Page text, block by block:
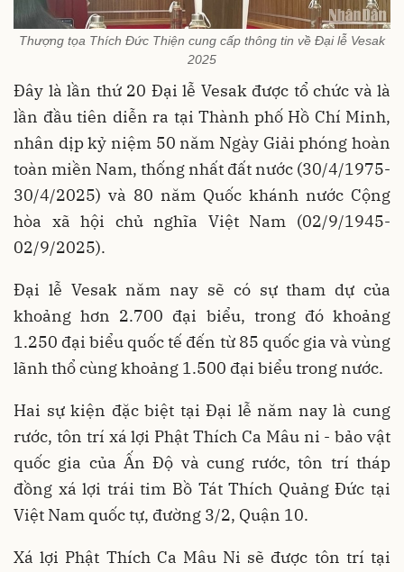
Thượng tọa Thích Đức Thiện cung cấp thông tin về Đại lễ Vesak
2025
Đây là lần thứ 20 Đại lễ Vesak được tổ chức và là
lần đầu tiên diễn ra tại Thành phố Hồ Chí Minh,
nhân dịp kỷ niệm 50 năm Ngày Giải phóng hoàn
toàn miền Nam, thống nhất đất nước (30/4/1975-
30/4/2025) và 80 năm Quốc khánh nước Cộng
hòa xã hội chủ nghĩa Việt Nam (02/9/1945-
02/9/2025).
Đại lễ Vesak năm nay sẽ có sự tham dự của
khoảng hơn 2.700 đại biểu, trong đó khoảng
1.250 đại biểu quốc tế đến từ 85 quốc gia và vùng
lãnh thổ cùng khoảng 1.500 đại biểu trong nước.
Hai sự kiện đặc biệt tại Đại lễ năm nay là cung
rước, tôn trí xá lợi Phật Thích Ca Mâu ni - bảo vật
quốc gia của Ấn Độ và cung rước, tôn trí tháp
đồng xá lợi trái tim Bồ Tát Thích Quảng Đức tại
Việt Nam quốc tự, đường 3/2, Quận 10.
Xá lợi Phật Thích Ca Mâu Ni sẽ được tôn trí tại